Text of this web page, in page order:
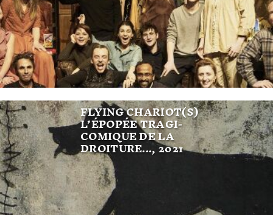
FLYING CHARIOT(S)
L’ÉPOPÉE TRAGI-
COMIQUE DE LA
DROITURE..., 2021